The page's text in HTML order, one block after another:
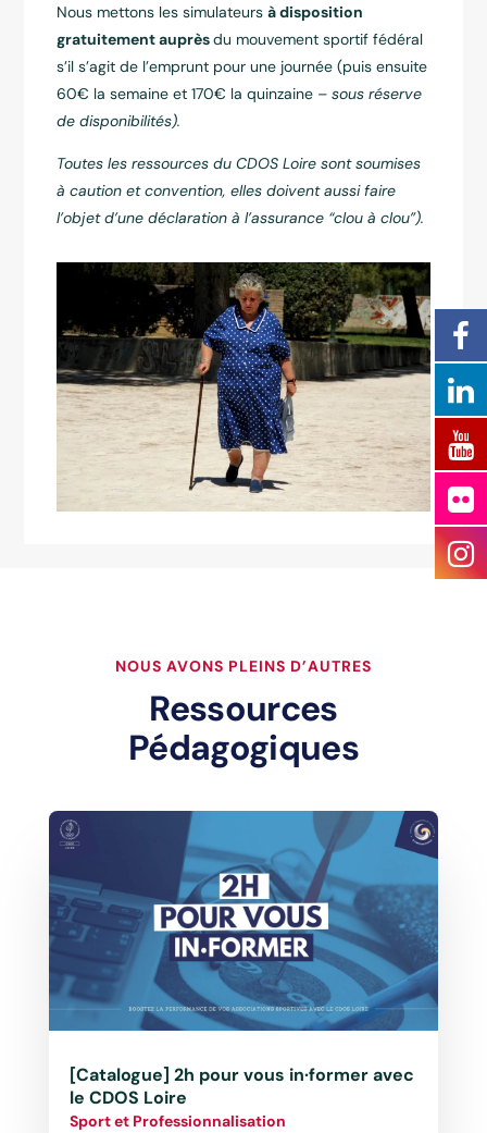
Nous mettons les simulateursà disposition
gratuitement auprèsdu mouvement sportif fédéral
s’il s’agit de l’emprunt pour une journée (puis ensuite
60€ la semaine et 170€ la quinzaine – sous réserve
de disponibilités).
Toutes les ressources du CDOS Loire sont soumises
à caution et convention, elles doivent aussi faire
l’objet d’une déclaration à l’assurance “clou à clou”).
NOUS AVONS PLEINS D’AUTRES
Ressources
Pédagogiques
[Catalogue] 2h pour vous in·former avec
le CDOS Loire
Sport et Professionnalisation